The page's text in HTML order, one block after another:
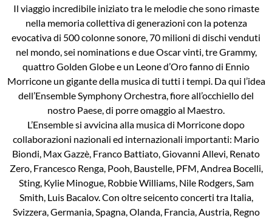
Il viaggio incredibile iniziato tra le melodie che sono rimaste
nella memoria collettiva di generazioni con la potenza
evocativa di 500 colonne sonore, 70 milioni di dischi venduti
nel mondo, sei nominations e due Oscar vinti, tre Grammy,
quattro Golden Globe e un Leone d’Oro fanno di Ennio
Morricone un gigante della musica di tutti i tempi. Da qui l’idea
dell’Ensemble Symphony Orchestra, fiore all’occhiello del
nostro Paese, di porre omaggio al Maestro.
L’Ensemble si avvicina alla musica di Morricone dopo
collaborazioni nazionali ed internazionali importanti: Mario
Biondi, Max Gazzè, Franco Battiato, Giovanni Allevi, Renato
Zero, Francesco Renga, Pooh, Baustelle, PFM, Andrea Bocelli,
Sting, Kylie Minogue, Robbie Williams, Nile Rodgers, Sam
Smith, Luis Bacalov. Con oltre seicento concerti tra Italia,
Svizzera, Germania, Spagna, Olanda, Francia, Austria, Regno